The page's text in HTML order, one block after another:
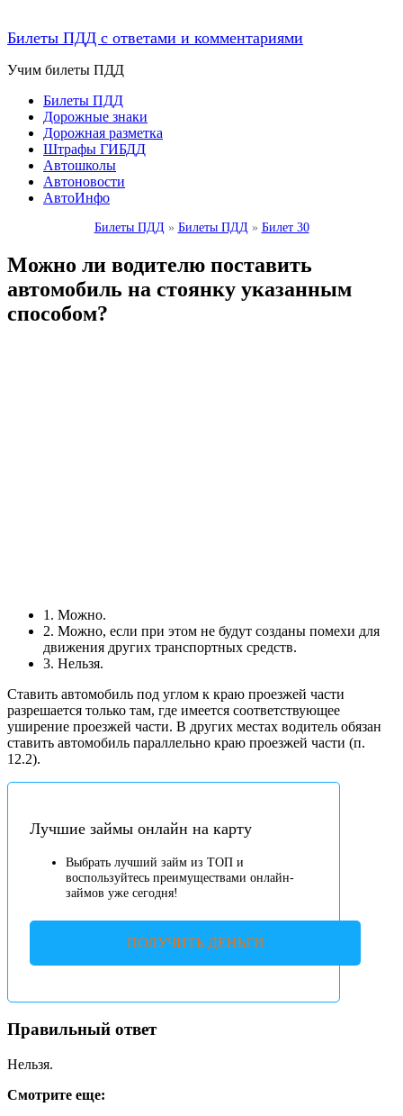
Билеты ПДД с ответами и комментариями
Учим билеты ПДД
Билеты ПДД
Дорожные знаки
Дорожная разметка
Штрафы ГИБДД
Автошколы
Автоновости
АвтоИнфо
Билеты ПДД » Билеты ПДД » Билет 30
Можно ли водителю поставить
автомобиль на стоянку указанным
способом?
1. Можно.
2. Можно, если при этом не будут созданы помехи для
движения других транспортных средств.
3. Нельзя.
Ставить автомобиль под углом к краю проезжей части
разрешается только там, где имеется соответствующее
уширение проезжей части. В других местах водитель обязан
ставить автомобиль параллельно краю проезжей части (п.
12.2).
Лучшие займы онлайн на карту
Выбрать лучший займ из ТОП и
воспользуйтесь преимуществами онлайн-
займов уже сегодня!
ПОЛУЧИТЬ ДЕНЬГИ
Правильный ответ
Нельзя.
Смотрите еще: